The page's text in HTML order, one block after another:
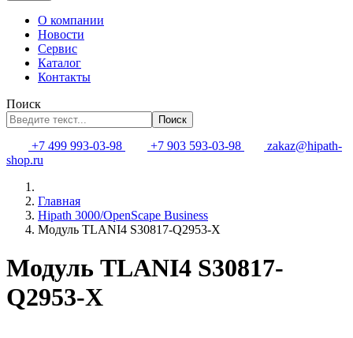
О компании
Новости
Сервис
Каталог
Контакты
Поиск
Поиск
+7 499 993-03-98 +7 903 593-03-98
zakaz@hipath-
shop.ru
Главная
Hipath 3000/OpenScape Business
Модуль TLANI4 S30817-Q2953-X
Модуль TLANI4 S30817-
Q2953-X